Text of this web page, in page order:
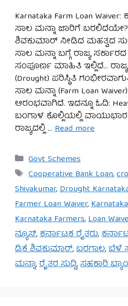
Karnataka Farm Loan
ಸಾಲ ಮನ್ನಾ ಜಾರಿಗೆ
ಶಿವಕುಮಾರ್ ನೀಡಿದ ಮಹತ್ವದ
ಸಾಲ ಮನ್ನಾ ಬಗ್ಗೆ ರಾಜ್ಯ
ಸಂಪೂರ್ಣ ಮಾಹಿತಿ ಇಲ್ಲಿದೆ…
(Drought) ಪರಿಸ್ಥಿತಿ
ಸಾಲ ಮನ್ನಾ (Farm Loan
ಆರಂಭವಾಗಿದೆ. ಇದನ್ನೂ ಓದಿ:
ಬಂಗಾಳ ಕೊಲ್ಲಿಯಲ್ಲಿ ವಾಯುಭಾರ
ರಾಜ್ಯದಲ್ಲಿ … Read more
Categories
Govt Schemes
Tags
Cooperative Bank Loan,
Shivakumar,Drought
Farmer Loan Waiver,
Karnataka Farmers,Loan
ನ್ಯೂಸ್,ಕರ್ನಾಟಕ ರೈತರು,
ಡಿಕೆ ಶಿವಕುಮಾರ್,ಬರಗಾಲ,ಬೆಳೆ
ಮನ್ನಾ,ರೈತರ ಸುದ್ದಿ,ಸಹಕಾರಿ